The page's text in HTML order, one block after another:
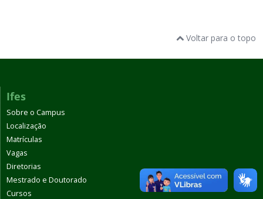
Voltar para o topo
Ifes
Sobre o Campus
Localização
Matrículas
Vagas
Diretorias
Mestrado e Doutorado
Cursos